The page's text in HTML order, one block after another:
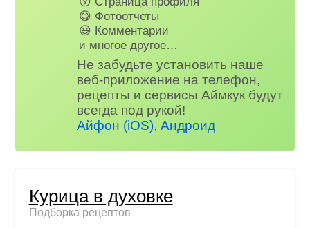
😋 Фотоотчеты
😃 Комментарии
и многое другое…
Не забудьте установить наше
веб-приложение на телефон,
рецепты и сервисы Аймкук будут
всегда под рукой!
Айфон (iOS),Андроид
Курица в духовке
Подборка рецептов